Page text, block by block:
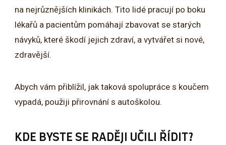
na nejrůznějších klinikách. Tito lidé pracují po boku
lékařů a pacientům pomáhají zbavovat se starých
návyků, které škodí jejich zdraví, a vytvářet si nové,
zdravější.
Abych vám přiblížil, jak taková spolupráce s koučem
vypadá, použiji přirovnání s autoškolou.
KDE BYSTE SE RADĚJI UČILI ŘÍDIT?